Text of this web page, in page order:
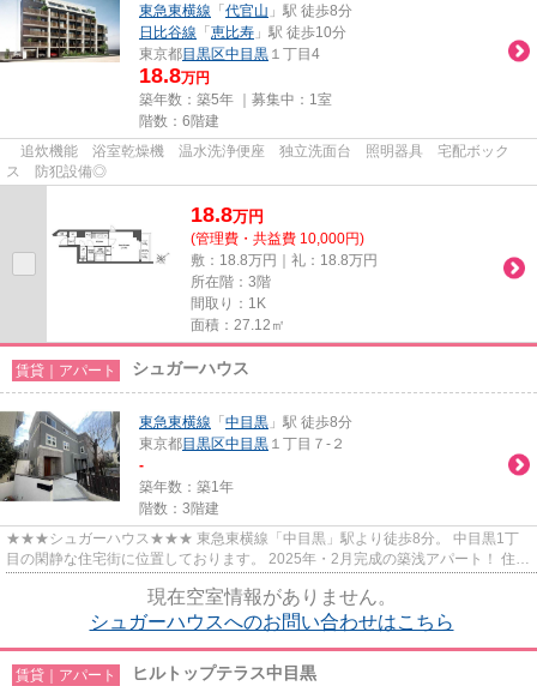
東急東横線 「 代官山 」駅 徒歩8分
日比谷線 「 恵比寿 」駅 徒歩10分
東京都目黒区中目黒 １丁目4
18.8万円
築年数：築5年 ｜募集中： 1室
階数：6階建
追炊機能 浴室乾燥機 温水洗浄便座 独立洗面台 照明器具 宅配ボック
ス 防犯設備◎
18.8万円
(管理費・共益費 10,000円)
敷：18.8万円｜礼：18.8万円
所在階：3階
間取り：1K
面積：27.12㎡
賃貸｜アパート シュガーハウス
東急東横線 「 中目黒 」駅 徒歩8分
東京都目黒区中目黒 １丁目７-２
-
築年数：築1年
階数：3階建
★★★シュガーハウス★★★ 東急東横線「中目黒」駅より徒歩8分。 中目黒1丁
目の閑静な住宅街に位置しております。 2025年・2月完成の築浅アパート！ 住友
現在空室情報がありません。
シュガーハウスへのお問い合わせはこちら
賃貸｜アパート ヒルトップテラス中目黒